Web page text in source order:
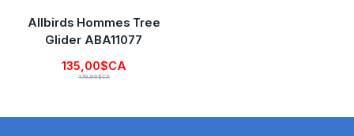
Allbirds Hommes Tree
Glider ABA11077
135,00$CA
179,99$CA